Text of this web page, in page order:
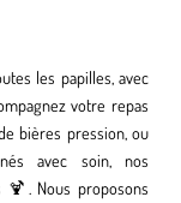
les papilles, avec
votre repas
bières pression, ou
avec soin, nos
🍹. Nous proposons